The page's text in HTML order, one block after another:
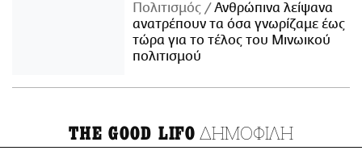
Πολιτισμός
Ανθρώπινα λείψανα
ανατρέπουν τα όσα γνωρίζαμε έως
τώρα για το τέλος του Μινωικού
πολιτισμού
THE GOOD LIFO ΔΗΜΟΦΙΛΗ